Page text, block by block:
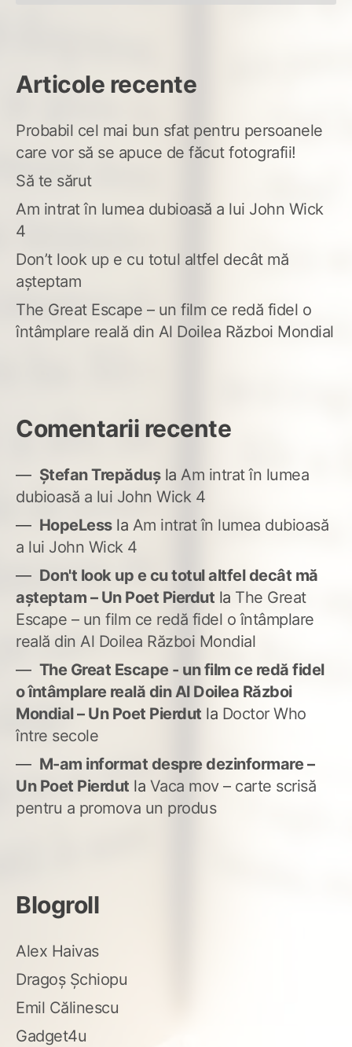
Articole recente
Probabil cel mai bun sfat pentru persoanele
care vor să se apuce de făcut fotografii!
Să te sărut
Am intrat în lumea dubioasă a lui John Wick
4
Don’t look up e cu totul altfel decât mă
așteptam
The Great Escape – un film ce redă fidel o
întâmplare reală din Al Doilea Război Mondial
Comentarii recente
Ștefan Trepădușla Am intrat în lumea
dubioasă a lui John Wick 4
HopeLessla Am intrat în lumea dubioasă
a lui John Wick 4
Don't look up e cu totul altfel decât mă
așteptam – Un Poet Pierdut la The Great
Escape – un film ce redă fidel o întâmplare
reală din Al Doilea Război Mondial
The Great Escape - un film ce redă fidel
o întâmplare reală din Al Doilea Război
Mondial – Un Poet Pierdut la Doctor Who
între secole
M-am informat despre dezinformare –
Un Poet Pierdut la Vaca mov – carte scrisă
pentru a promova un produs
Blogroll
Alex Haivas
Dragoș Șchiopu
Emil Călinescu
Gadget4u